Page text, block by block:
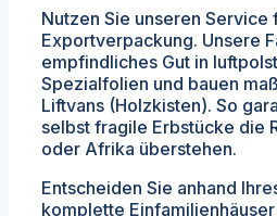
Nutzen Sie unseren
Exportverpackung. Unsere
empfindliches Gut in
Spezialfolien und bauen
Liftvans (Holzkisten). So
selbst fragile Erbstücke die
oder Afrika überstehen.
Entscheiden Sie anhand
komplette